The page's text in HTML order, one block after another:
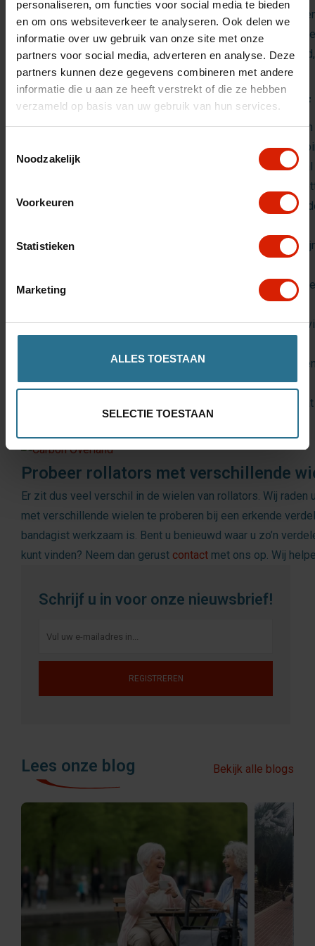
personaliseren, om functies voor social media te bieden
en om ons websiteverkeer te analyseren. Ook delen we
informatie over uw gebruik van onze site met onze
partners voor social media, adverteren en analyse. Deze
partners kunnen deze gegevens combineren met andere
informatie die u aan ze heeft verstrekt of die ze hebben
verzameld op basis van uw gebruik van hun services.
Noodzakelijk
Voorkeuren
Statistieken
Marketing
ALLES TOESTAAN
SELECTIE TOESTAAN
Buitenrollators hebben vaak grotere wielen, zodat u zich
verschillende ondergronden kunt bewegen. Ook is het met
wielen makkelijker om over obstakels, zoals een
Rollator met luchtbanden of kunststof
De meeste rollators beschikken over kunststof of
zijn namelijk multifunctioneel. Ze zijn vaak stil genoeg om
rollator te kunnen lopen. Daarnaast absorbeert het
schokken tijdens het wandelen. Dat is vooral buiten erg
Wandel je vaak op oneffen terrein, zoals kasseien,
Kies voor een model met wielen die speciaal ontworpen
Trive All Terrain
– uitgerust met grotere, bredere
Carbon Overland– voorzien van schokabsorberende,
Rollz Motion Performance– met luchtbanden die
soepel rijden op hobbelig terrein.
Deze modellen bieden net dat tikkeltje meer comfort,
Probeer rollators met verschillende
Er zit dus veel verschil in de wielen van rollators. Wij raden
met verschillende wielen te proberen bij een erkende
bandagist werkzaam is. Bent u benieuwd waar u zo’n
kunt vinden? Neem dan gerust contact met ons op. Wij
Schrijf u in voor onze nieuwsbrief!
REGISTREREN
Lees onze blog Bekijk alle blogs